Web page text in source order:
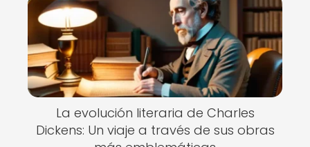
La evolución literaria de Charles
Dickens: Un viaje a través de sus obras